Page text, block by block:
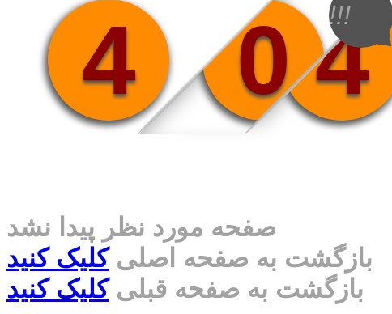
4 0 4
!!!
صفحه مورد نظر پیدا نشد
بازگشت به صفحه اصلیکلیک کنید
بازگشت به صفحه قبلیکلیک کنید